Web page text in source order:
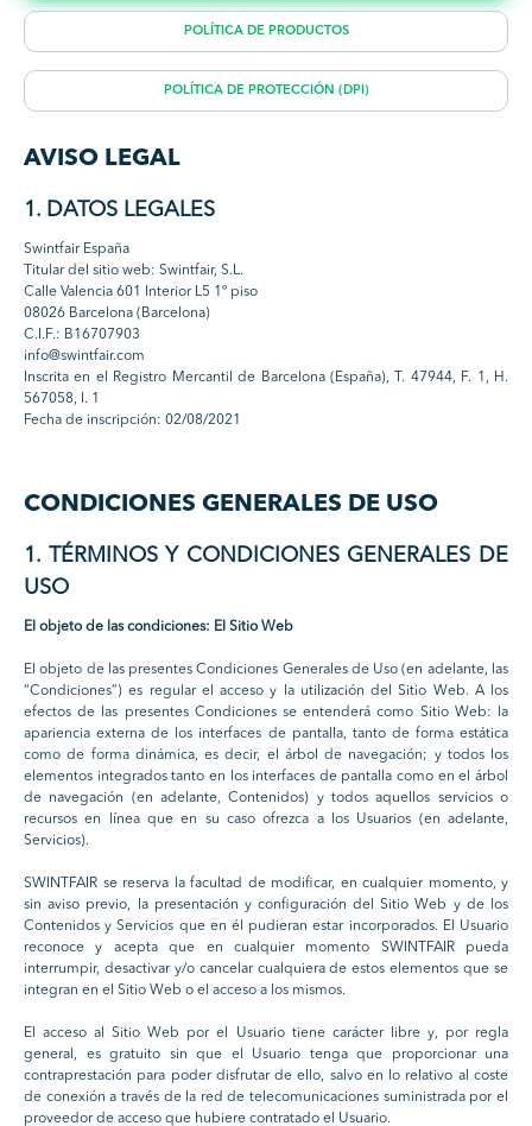
POLÍTICA DE PRODUCTOS
POLÍTICA DE PROTECCIÓN (DPI)
AVISO LEGAL
1. DATOS LEGALES
Swintfair España
Titular del sitio web: Swintfair, S.L.
Calle Valencia 601 Interior L5 1º piso
08026 Barcelona (Barcelona)
C.I.F.: B16707903
info@swintfair.com
Inscrita en el Registro Mercantil de Barcelona (España), T. 47944, F. 1, H.
567058, I. 1
Fecha de inscripción: 02/08/2021
CONDICIONES GENERALES DE USO
1. TÉRMINOS Y CONDICIONES GENERALES DE
USO
El objeto de las condiciones: El Sitio Web
El objeto de las presentes Condiciones Generales de Uso (en adelante, las
“Condiciones”) es regular el acceso y la utilización del Sitio Web. A los
efectos de las presentes Condiciones se entenderá como Sitio Web: la
apariencia externa de los interfaces de pantalla, tanto de forma estática
como de forma dinámica, es decir, el árbol de navegación; y todos los
elementos integrados tanto en los interfaces de pantalla como en el árbol
de navegación (en adelante, Contenidos) y todos aquellos servicios o
recursos en línea que en su caso ofrezca a los Usuarios (en adelante,
Servicios).
SWINTFAIR se reserva la facultad de modificar, en cualquier momento, y
sin aviso previo, la presentación y configuración del Sitio Web y de los
Contenidos y Servicios que en él pudieran estar incorporados. El Usuario
reconoce y acepta que en cualquier momento SWINTFAIR pueda
interrumpir, desactivar y/o cancelar cualquiera de estos elementos que se
integran en el Sitio Web o el acceso a los mismos.
El acceso al Sitio Web por el Usuario tiene carácter libre y, por regla
general, es gratuito sin que el Usuario tenga que proporcionar una
contraprestación para poder disfrutar de ello, salvo en lo relativo al coste
de conexión a través de la red de telecomunicaciones suministrada por el
proveedor de acceso que hubiere contratado el Usuario.